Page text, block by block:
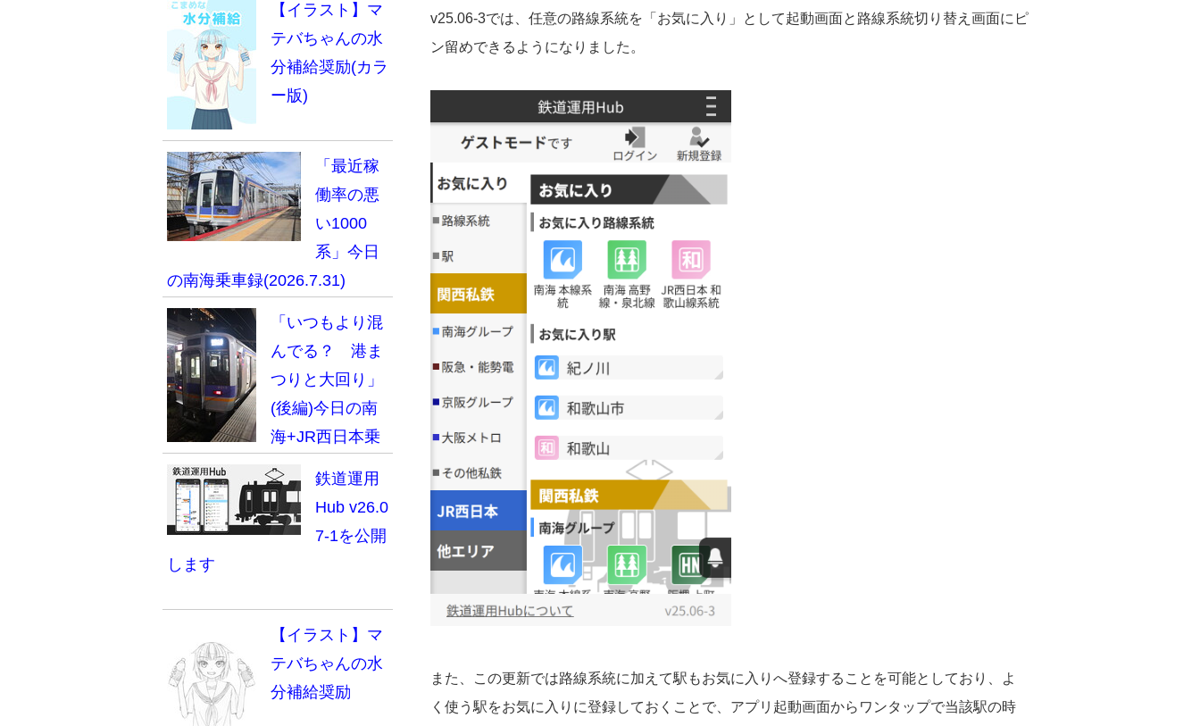
v25.06-3では、任意の路線系統を「お気に入り」として起動画面と路線系統切り替え画面にピ
ン留めできるようになりました。
また、この更新では路線系統に加えて駅もお気に入りへ登録することを可能としており、よ
く使う駅をお気に入りに登録しておくことで、アプリ起動画面からワンタップで当該駅の時
【イラスト】マ
テバちゃんの水
分補給奨励(カラ
ー版)
「最近稼
働率の悪
い1000
系」今日
の南海乗車録(2026.7.31)
「いつもより混
んでる？ 港ま
つりと大回り」
(後編)今日の南
海+JR西日本乗
車録(2026.7.25)
鉄道運用
Hub v26.0
7-1を公開
します
【イラスト】マ
テバちゃんの水
分補給奨励